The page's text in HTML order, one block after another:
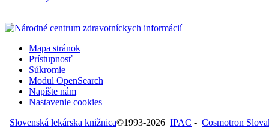
Mapa stránok
Prístupnosť
Súkromie
Modul OpenSearch
Napíšte nám
Nastavenie cookies
Slovenská lekárska knižnica©1993-2026 IPAC - Cosmotron